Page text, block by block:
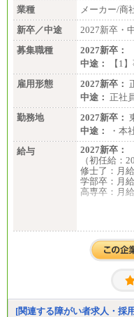
業種
メーカー/商
新卒／中途
2027新卒・
募集職種
2027新卒：
中途：
【1
雇用形態
2027新卒：
中途： 正社
勤務地
2027新卒：
中途：
・本
給与
2027新卒：
（初任給：
修士了：月
学部卒：月
高専卒：月
月給
想定年収
入社時の処
経験・スキ
※試用期間
[関連する障がい者求人・採